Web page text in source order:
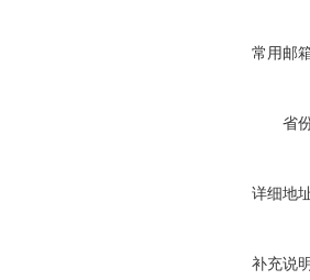
常用邮
省
详细地
补充说